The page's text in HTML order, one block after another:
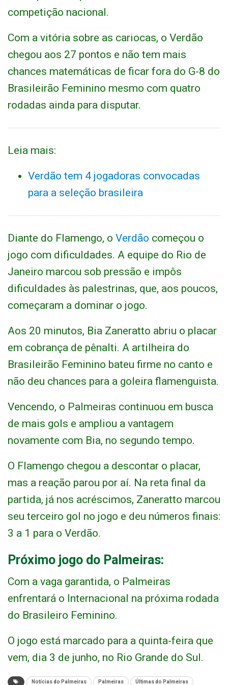
competição nacional.
Com a vitória sobre as cariocas, o Verdão
chegou aos 27 pontos e não tem mais
chances matemáticas de ficar fora do G-8 do
Brasileirão Feminino mesmo com quatro
rodadas ainda para disputar.
Leia mais:
Verdão tem 4 jogadoras convocadas
para a seleção brasileira
Diante do Flamengo, o Verdão começou o
jogo com dificuldades. A equipe do Rio de
Janeiro marcou sob pressão e impôs
dificuldades às palestrinas, que, aos poucos,
começaram a dominar o jogo.
Aos 20 minutos, Bia Zaneratto abriu o placar
em cobrança de pênalti. A artilheira do
Brasileirão Feminino bateu firme no canto e
não deu chances para a goleira flamenguista.
Vencendo, o Palmeiras continuou em busca
de mais gols e ampliou a vantagem
novamente com Bia, no segundo tempo.
O Flamengo chegou a descontar o placar,
mas a reação parou por aí. Na reta final da
partida, já nos acréscimos, Zaneratto marcou
seu terceiro gol no jogo e deu números finais:
3 a 1 para o Verdão.
Próximo jogo do Palmeiras:
Com a vaga garantida, o Palmeiras
enfrentará o Internacional na próxima rodada
do Brasileiro Feminino.
O jogo está marcado para a quinta-feira que
vem, dia 3 de junho, no Rio Grande do Sul.
Notícias do Palmeiras Palmeiras Últimas do Palmeiras